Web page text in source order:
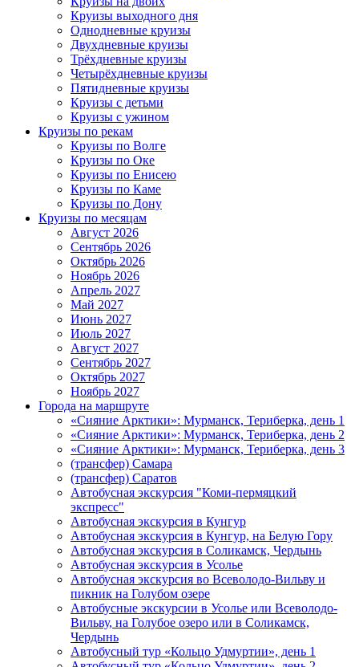
Круизы выходного дня
Однодневные круизы
Двухдневные круизы
Трёхдневные круизы
Четырёхдневные круизы
Пятидневные круизы
Круизы с детьми
Круизы с ужином
Круизы по рекам
Круизы по Волге
Круизы по Оке
Круизы по Енисею
Круизы по Каме
Круизы по Дону
Круизы по месяцам
Август 2026
Сентябрь 2026
Октябрь 2026
Ноябрь 2026
Апрель 2027
Май 2027
Июнь 2027
Июль 2027
Август 2027
Сентябрь 2027
Октябрь 2027
Ноябрь 2027
Города на маршруте
«Сияние Арктики»: Мурманск, Териберка, день 1
«Сияние Арктики»: Мурманск, Териберка, день 2
«Сияние Арктики»: Мурманск, Териберка, день 3
(трансфер) Самара
(трансфер) Саратов
Автобусная экскурсия "Коми-пермяцкий
экспресс"
Автобусная экскурсия в Кунгур
Автобусная экскурсия в Кунгур, на Белую Гору
Автобусная экскурсия в Соликамск, Чердынь
Автобусная экскурсия в Усолье
Автобусная экскурсия во Всеволодо-Вильву и
пикник на Голубом озере
Автобусные экскурсии в Усолье или Всеволодо-
Вильву, на Голубое озеро или в Соликамск,
Чердынь
Автобусный тур «Кольцо Удмуртии», день 1